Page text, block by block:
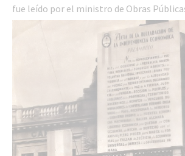
fue leído por el ministro de Obras